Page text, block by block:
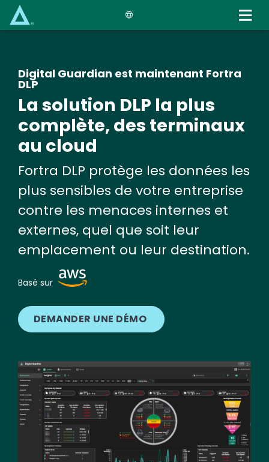
Digital Guardian est maintenant Fortra
DLP
La solution DLP la plus
complète, des terminaux
au cloud
Fortra DLP protège les données les
plus sensibles de votre entreprise
contre les menaces internes et
externes, quel que soit leur
emplacement ou leur destination.
Basé sur Image
DEMANDER UNE DÉMO
Image